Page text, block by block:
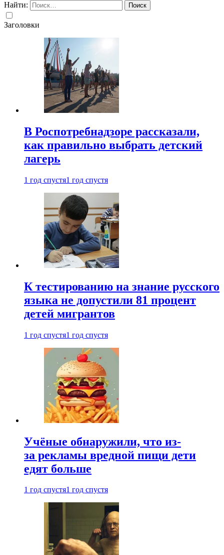
Найти:
Заголовки
В Роспотребнадзоре рассказали,
как правильно выбрать детский
лагерь
1 год спустя1 год спустя
К тестированию на знание русского
языка не допустили 81 процент
детей мигрантов
1 год спустя1 год спустя
Учёные обнаружили, что из-
за рекламы вредной пищи дети
едят больше
1 год спустя1 год спустя